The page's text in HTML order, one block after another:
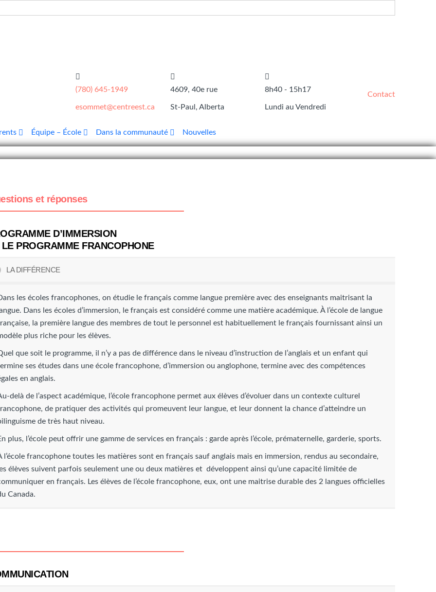
(780) 645-1949
esommet@centreest.ca
4609, 40e rue
St-Paul, Alberta
8h40 - 15h17
Lundi au Vendredi
Contact
Équipe – École Dans la communauté Nouvelles
et réponses
D’IMMERSION
PROGRAMME FRANCOPHONE
LA DIFFÉRENCE
les écoles francophones, on étudie le français comme langue première avec des enseignants maitrisant la
Dans les écoles d’immersion, le français est considéré comme une matière académique. À l’école de langue
la première langue des membres de tout le personnel est habituellement le français fournissant ainsi un
plus riche pour les élèves.
que soit le programme, il n’y a pas de différence dans le niveau d’instruction de l’anglais et un enfant qui
ses études dans une école francophone, d’immersion ou anglophone, termine avec des compétences
en anglais.
delà de l’aspect académique, l’école francophone permet aux élèves d’évoluer dans un contexte culturel
de pratiquer des activités qui promeuvent leur langue, et leur donnent la chance d’atteindre un
de très haut niveau.
plus, l’école peut offrir une gamme de services en français : garde après l’école, prématernelle, garderie, sports.
l’école francophone toutes les matières sont en français sauf anglais mais en immersion, rendus au secondaire,
élèves suivent parfois seulement une ou deux matières et développent ainsi qu’une capacité limitée de
en français. Les élèves de l’école francophone, eux, ont une maitrise durable des 2 langues officielles
Canada.